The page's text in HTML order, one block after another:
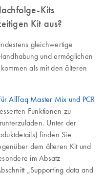
Kits
Kit aus?
gleichwertige
und ermöglichen
als mit den älteren
AllTaq Master Mix und PCR
Funktionen zu
Unter der
finden Sie
dem älteren Kit und
im Absatz
„Supporting data and